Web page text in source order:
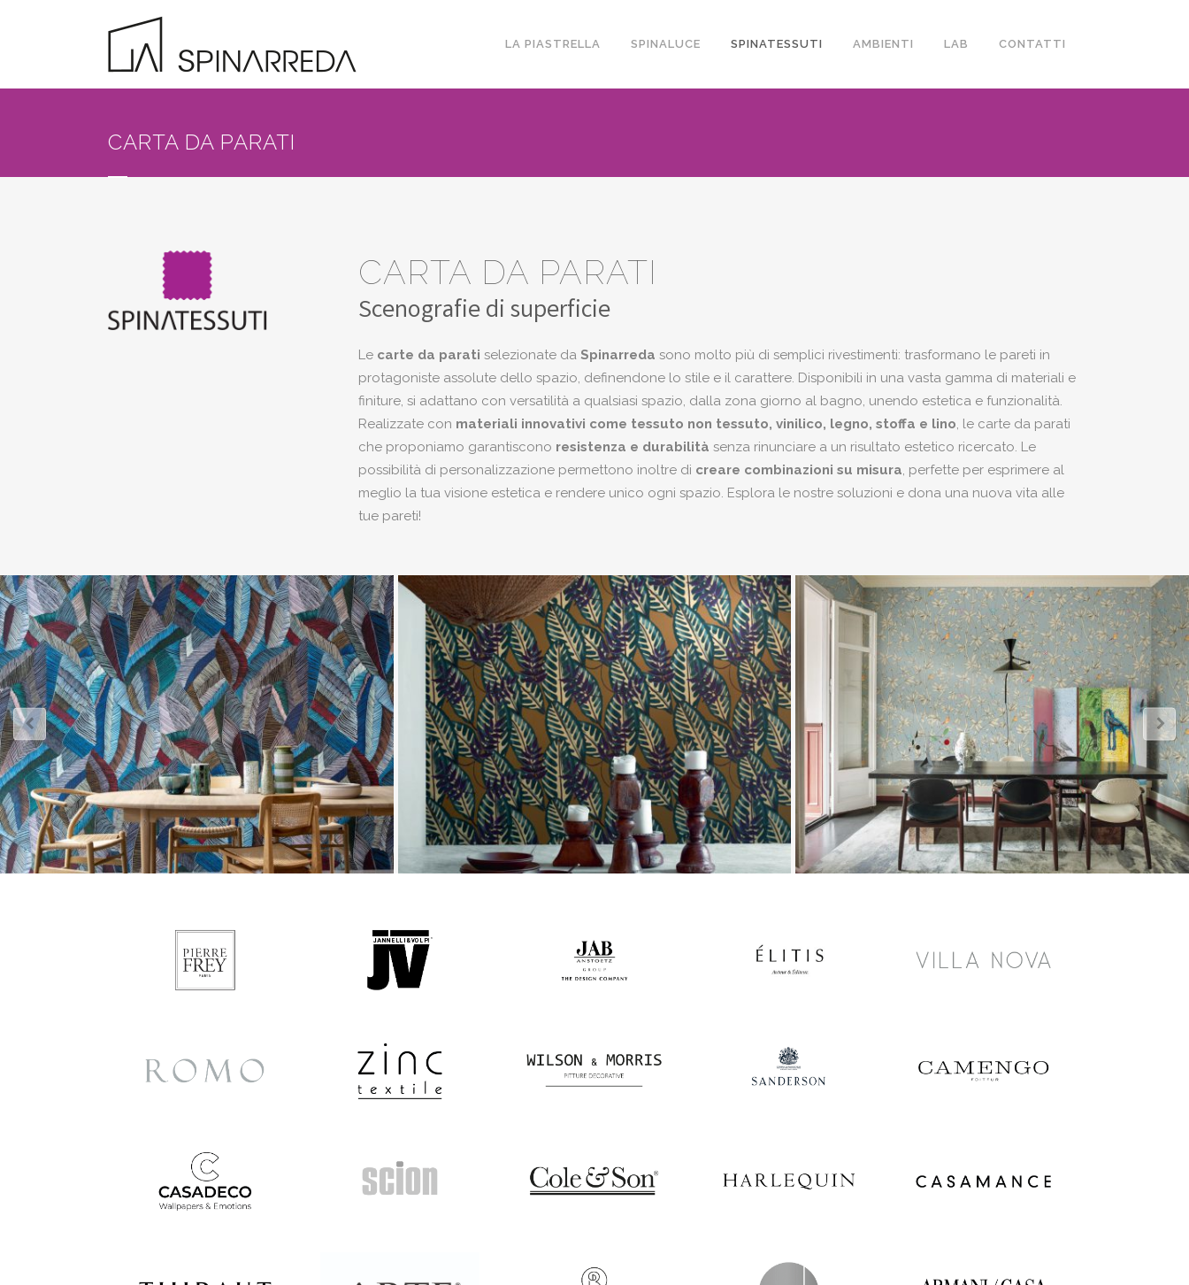
LA PIASTRELLA SPINALUCE SPINATESSUTI AMBIENTI LAB CONTATTI
CARTA DA PARATI
CARTA DA PARATI
Scenografie di superficie
Le carte da parati selezionate da Spinarreda sono molto più di semplici rivestimenti: trasformano le pareti in
protagoniste assolute dello spazio, definendone lo stile e il carattere. Disponibili in una vasta gamma di materiali e
finiture, si adattano con versatilità a qualsiasi spazio, dalla zona giorno al bagno, unendo estetica e funzionalità.
Realizzate con materiali innovativi come tessuto non tessuto, vinilico, legno, stoffa e lino, le carte da parati
che proponiamo garantiscono resistenza e durabilità senza rinunciare a un risultato estetico ricercato. Le
possibilità di personalizzazione permettono inoltre di creare combinazioni su misura, perfette per esprimere al
meglio la tua visione estetica e rendere unico ogni spazio. Esplora le nostre soluzioni e dona una nuova vita alle
tue pareti!